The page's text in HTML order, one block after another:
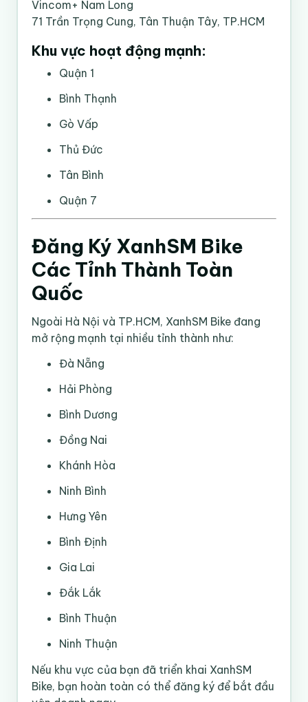
Vincom+ Nam Long
71 Trần Trọng Cung, Tân Thuận Tây, TP.HCM
Khu vực hoạt động mạnh:
Quận 1
Bình Thạnh
Gò Vấp
Thủ Đức
Tân Bình
Quận 7
Đăng Ký XanhSM Bike
Các Tỉnh Thành Toàn
Quốc
Ngoài Hà Nội và TP.HCM, XanhSM Bike đang
mở rộng mạnh tại nhiều tỉnh thành như:
Đà Nẵng
Hải Phòng
Bình Dương
Đồng Nai
Khánh Hòa
Ninh Bình
Hưng Yên
Bình Định
Gia Lai
Đắk Lắk
Bình Thuận
Ninh Thuận
Nếu khu vực của bạn đã triển khai XanhSM
Bike, bạn hoàn toàn có thể đăng ký để bắt đầu